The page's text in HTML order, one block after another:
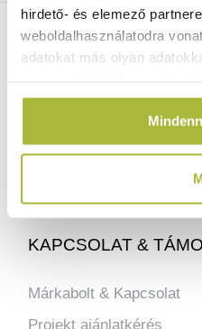
hirdető- és elemező
weboldalhasználatodra
adatokat más olyan
ELÉRHETŐSÉGEINK
info@hfse.hu
KAPCSOLAT &
Márkabolt & Kapcsolat
Projekt ajánlatkérés